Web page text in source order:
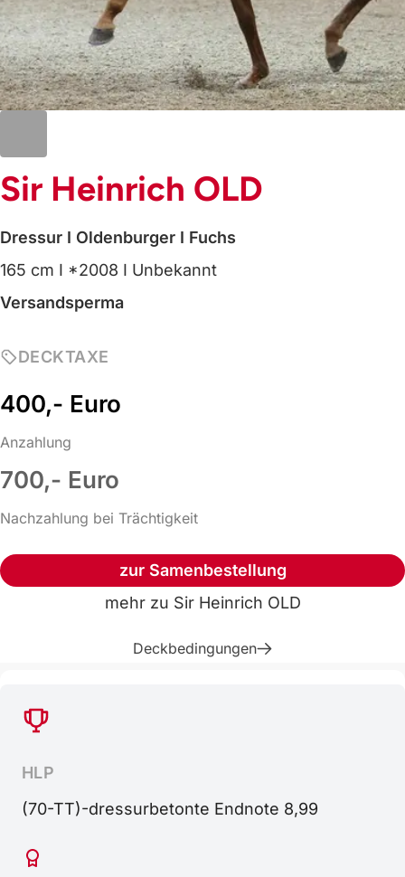
Sir Heinrich OLD
Dressur I Oldenburger I Fuchs
165 cm I *2008 I Unbekannt
Versandsperma
DECKTAXE
400,- Euro
Anzahlung
700,- Euro
Nachzahlung bei Trächtigkeit
zur Samenbestellung
mehr zu Sir Heinrich OLD
Deckbedingungen
HLP
(70-TT)-dressurbetonte Endnote 8,99